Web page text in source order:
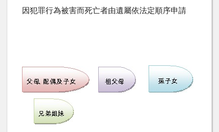
因犯罪行為被害而死亡者由遺屬依法定順序申請